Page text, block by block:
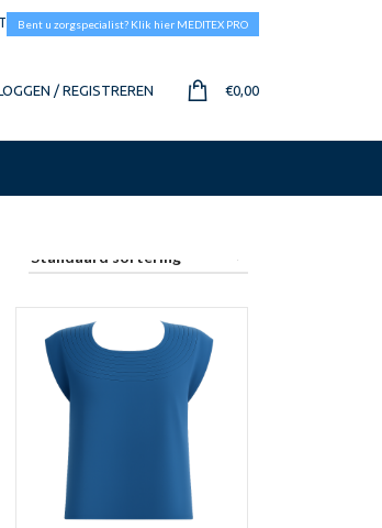
Bent u zorgspecialist? Klik hier MEDITEX PRO
/ REGISTREREN €0,00